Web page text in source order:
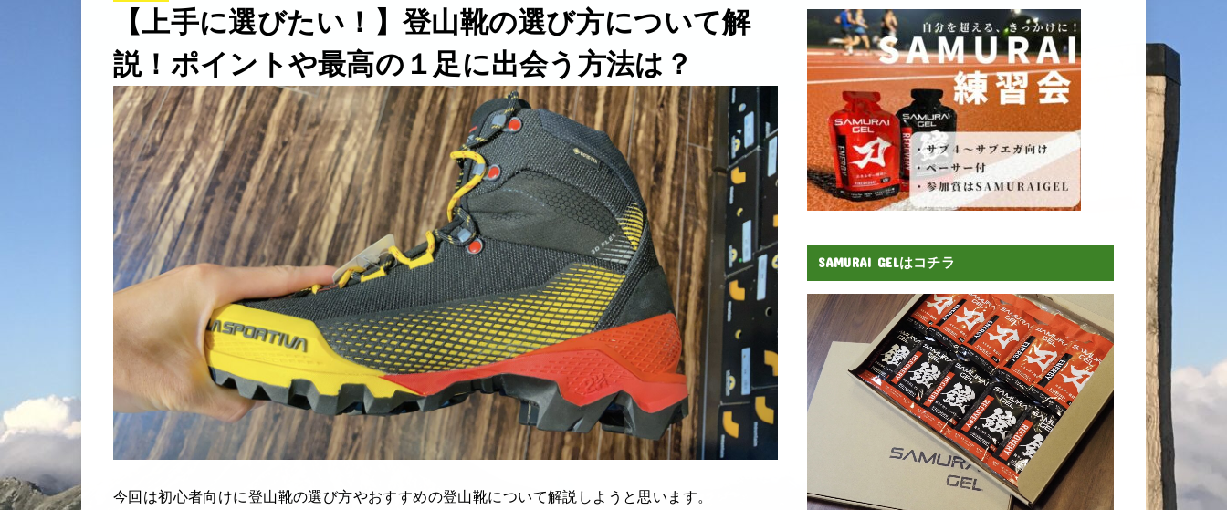
【上手に選びたい！】登山靴の選び方について解
説！ポイントや最高の１足に出会う方法は？
今回は初心者向けに登山靴の選び方やおすすめの登山靴について解説しようと思います。
SAMURAI GELはコチラ